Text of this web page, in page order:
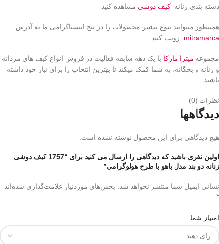
دسته بندی زنانه کیف دوشی مشاهده کنید
همینطور میتوانید تنوع بیشتر محصولات را در پیج اینستاگرامی ما به آدرس
mitramarca رویت کنید.
مجموعه میترا مارکا با یک دهه سابقه فعالیت در فروش انواع کیف های مردانه
و زنانه و بچگانه، به شما کمک میکند تا بهترین انتخاب را برای نیاز خود داشته
باشید
نظرات (0)
دیدگاهها
هیچ دیدگاهی برای این محصول نوشته نشده است.
اولین نفری باشید که دیدگاهی را ارسال می کنید برای “1757 کیف دوشی
زنانه دو بند مدل باهو با طرح هولوگرامی”
نشانی ایمیل شما منتشر نخواهد شد. بخش‌های موردنیاز علامت‌گذاری شده‌اند
*
امتیاز شما